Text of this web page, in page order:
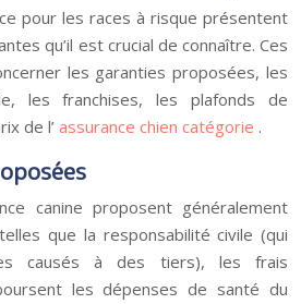
pour les races à risque présentent
qu’il est crucial de connaître. Ces
les garanties proposées, les
les franchises, les plafonds de
de l’ assurance chien catégorie .
canine proposent généralement
que la responsabilité civile (qui
causés à des tiers), les frais
les dépenses de santé du